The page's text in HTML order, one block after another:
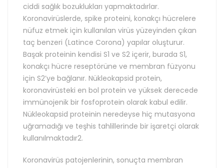
ciddi sağlık bozuklukları yapmaktadırlar.
Koronavirüslerde, spike proteini, konakçı hücrelere
nüfuz etmek için kullanılan virüs yüzeyinden çıkan
taç benzeri (Latince Corona) yapılar oluşturur.
Başak proteinin kendisi S1 ve S2 içerir, burada S1,
konakçı hücre reseptörüne ve membran füzyonu
için S2’ye bağlanır. Nükleokapsid protein,
koronavirüsteki en bol protein ve yüksek derecede
immünojenik bir fosfoprotein olarak kabul edilir.
Nükleokapsid proteinin neredeyse hiç mutasyona
uğramadığı ve teşhis tahlillerinde bir işaretçi olarak
kullanılmaktadır2.
Koronavirüs patojenlerinin, sonuçta membran